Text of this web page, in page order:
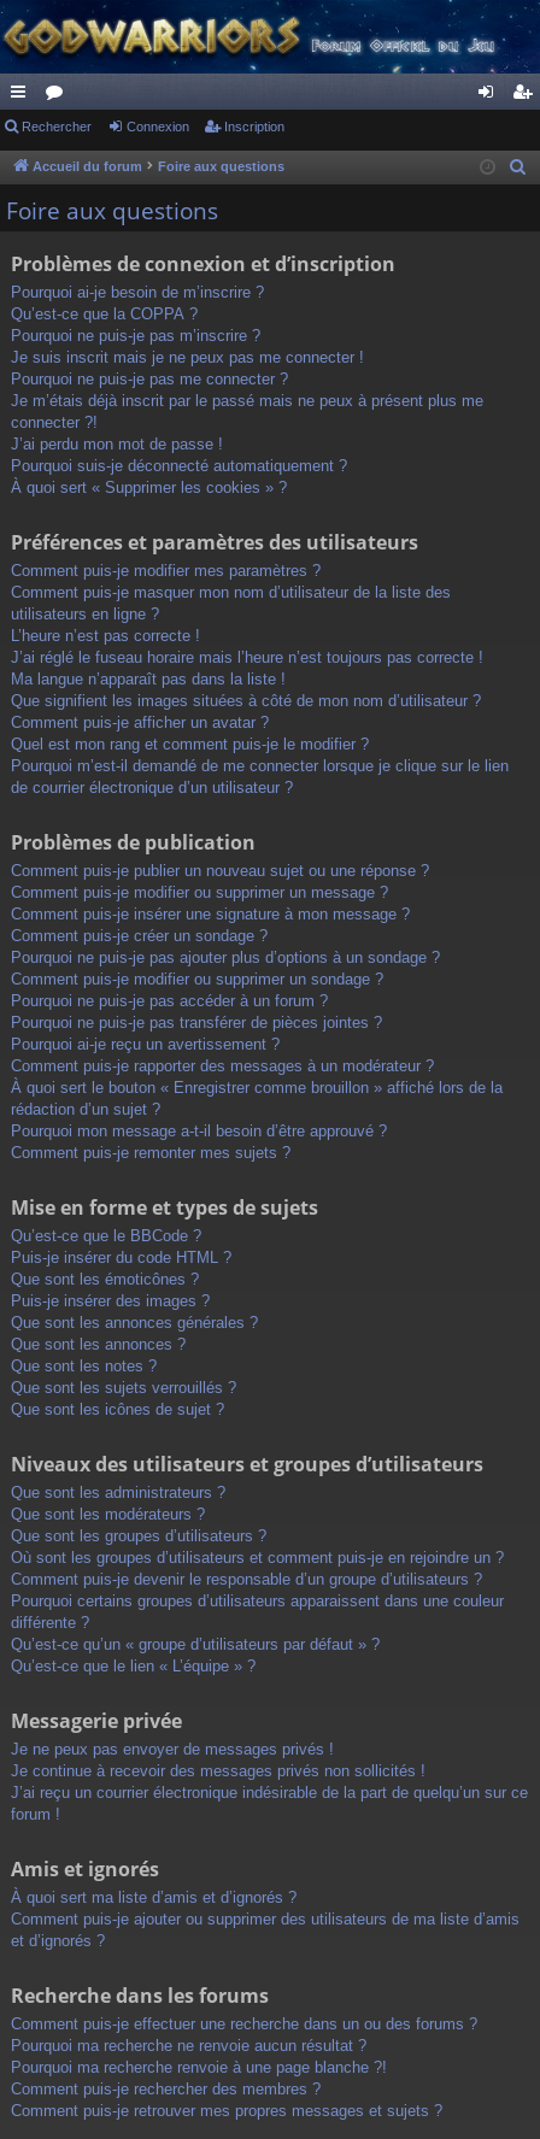
ac
co
ur
s
or
u ne cri
Rechercher Connexion Inscription
Accueil du forum Foire aux questions
Foire aux questions
Problèmes de connexion et d’inscription
Pourquoi ai-je besoin de m’inscrire ?
Qu’est-ce que la COPPA ?
Pourquoi ne puis-je pas m’inscrire ?
Je suis inscrit mais je ne peux pas me connecter !
Pourquoi ne puis-je pas me connecter ?
Je m’étais déjà inscrit par le passé mais ne peux à présent plus me
connecter ?!
J’ai perdu mon mot de passe !
Pourquoi suis-je déconnecté automatiquement ?
À quoi sert « Supprimer les cookies » ?
Préférences et paramètres des utilisateurs
Comment puis-je modifier mes paramètres ?
Comment puis-je masquer mon nom d’utilisateur de la liste des
utilisateurs en ligne ?
L’heure n’est pas correcte !
J’ai réglé le fuseau horaire mais l’heure n’est toujours pas correcte !
Ma langue n’apparaît pas dans la liste !
Que signifient les images situées à côté de mon nom d’utilisateur ?
Comment puis-je afficher un avatar ?
Quel est mon rang et comment puis-je le modifier ?
Pourquoi m’est-il demandé de me connecter lorsque je clique sur le lien
de courrier électronique d’un utilisateur ?
Problèmes de publication
Comment puis-je publier un nouveau sujet ou une réponse ?
Comment puis-je modifier ou supprimer un message ?
Comment puis-je insérer une signature à mon message ?
Comment puis-je créer un sondage ?
Pourquoi ne puis-je pas ajouter plus d’options à un sondage ?
Comment puis-je modifier ou supprimer un sondage ?
Pourquoi ne puis-je pas accéder à un forum ?
Pourquoi ne puis-je pas transférer de pièces jointes ?
Pourquoi ai-je reçu un avertissement ?
Comment puis-je rapporter des messages à un modérateur ?
À quoi sert le bouton « Enregistrer comme brouillon » affiché lors de la
rédaction d’un sujet ?
Pourquoi mon message a-t-il besoin d’être approuvé ?
Comment puis-je remonter mes sujets ?
Mise en forme et types de sujets
Qu’est-ce que le BBCode ?
Puis-je insérer du code HTML ?
Que sont les émoticônes ?
Puis-je insérer des images ?
Que sont les annonces générales ?
Que sont les annonces ?
Que sont les notes ?
Que sont les sujets verrouillés ?
Que sont les icônes de sujet ?
Niveaux des utilisateurs et groupes d’utilisateurs
Que sont les administrateurs ?
Que sont les modérateurs ?
Que sont les groupes d’utilisateurs ?
Où sont les groupes d’utilisateurs et comment puis-je en rejoindre un ?
Comment puis-je devenir le responsable d’un groupe d’utilisateurs ?
Pourquoi certains groupes d’utilisateurs apparaissent dans une couleur
différente ?
Qu’est-ce qu’un « groupe d’utilisateurs par défaut » ?
Qu’est-ce que le lien « L’équipe » ?
Messagerie privée
Je ne peux pas envoyer de messages privés !
Je continue à recevoir des messages privés non sollicités !
J’ai reçu un courrier électronique indésirable de la part de quelqu’un sur ce
forum !
Amis et ignorés
À quoi sert ma liste d’amis et d’ignorés ?
Comment puis-je ajouter ou supprimer des utilisateurs de ma liste d’amis
et d’ignorés ?
Recherche dans les forums
Comment puis-je effectuer une recherche dans un ou des forums ?
Pourquoi ma recherche ne renvoie aucun résultat ?
Pourquoi ma recherche renvoie à une page blanche ?!
Comment puis-je rechercher des membres ?
Comment puis-je retrouver mes propres messages et sujets ?